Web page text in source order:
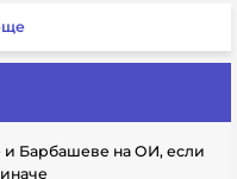
и Барбашеве на ОИ, если